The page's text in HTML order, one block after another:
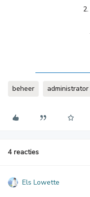
beheer administrator
4 reacties
Els Lowette